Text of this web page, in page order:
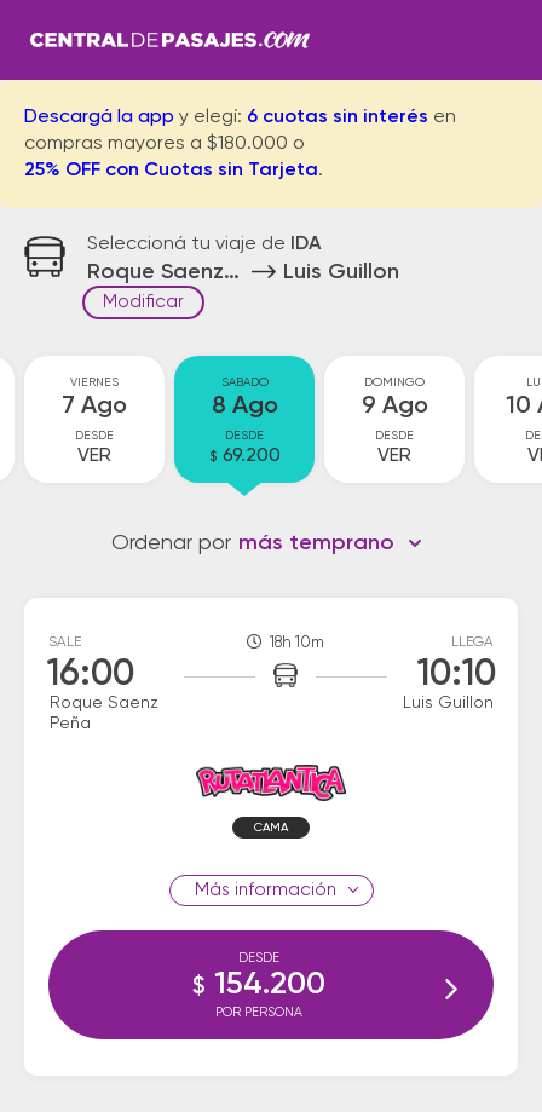
Descargá la app y elegí: 6 cuotas sin interés en
compras mayores a $180.000 o
25% OFF con Cuotas sin Tarjeta.
Seleccioná tu viaje de IDA
Roque Saenz Peña Luis Guillon
Modificar
VIERNES
7 Ago
DESDE
VER
SABADO
8 Ago
DESDE
$ 69.200
DOMINGO
9 Ago
DESDE
VER
10
Ordenar por más temprano
SALE
16:00
Roque Saenz
Peña
18h 10m LLEGA
10:10
Luis Guillon
CAMA
información
DESDE
$ 154.200
POR PERSONA